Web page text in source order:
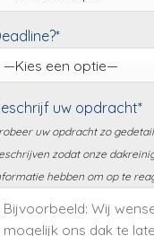
uw opdracht*
uw opdracht zo
zodat onze
hebben om op te